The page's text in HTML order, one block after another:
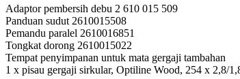
Adaptor pembersih debu 2 610 015 509
Panduan sudut 2610015508
Pemandu paralel 2610016851
Tongkat dorong 2610015022
Tempat penyimpanan untuk mata gergaji tambahan
1 x pisau gergaji sirkular, Optiline Wood, 254 x 2,8/